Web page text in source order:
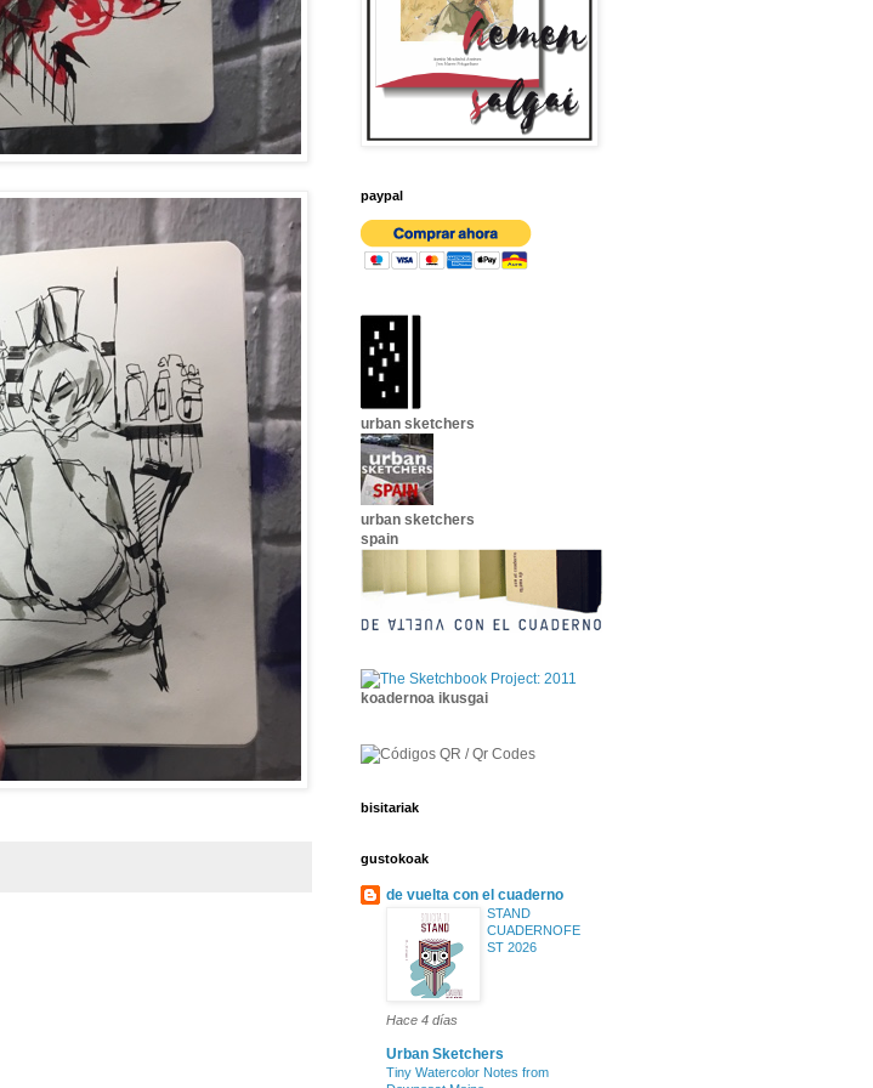
paypal
urban sketchers
urban sketchers
spain
koadernoa ikusgai
bisitariak
gustokoak
de vuelta con el cuaderno
STAND
CUADERNOFE
ST 2026
Hace 4 días
Urban Sketchers
Tiny Watercolor Notes from